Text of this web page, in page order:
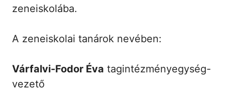
zeneiskolába.
A zeneiskolai tanárok nevében:
Várfalvi-Fodor Éva tagintézményegység-
vezető